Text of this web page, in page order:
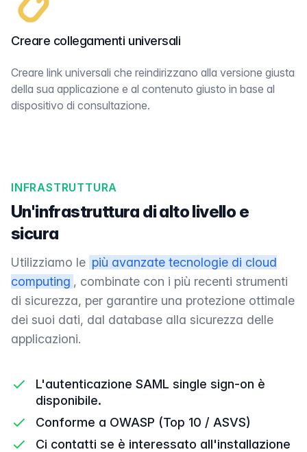
Creare collegamenti universali
Creare link universali che reindirizzano alla versione giusta
della sua applicazione e al contenuto giusto in base al
dispositivo di consultazione.
INFRASTRUTTURA
Un'infrastruttura di alto livello e
sicura
Utilizziamo le più avanzate tecnologie di cloud
computing , combinate con i più recenti strumenti
di sicurezza, per garantire una protezione ottimale
dei suoi dati, dal database alla sicurezza delle
applicazioni.
L'autenticazione SAML single sign-on è
disponibile.
Conforme a OWASP (Top 10 / ASVS)
Ci contatti se è interessato all'installazione